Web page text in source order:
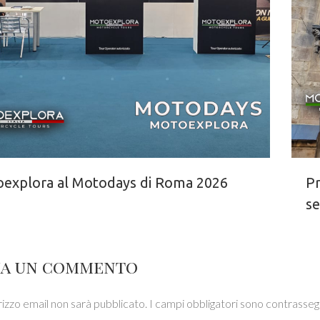
al Motodays di Roma 2026
un commento
email non sarà pubblicato. I campi obbligatori sono